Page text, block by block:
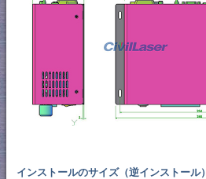
インストールのサイズ（逆インストール）